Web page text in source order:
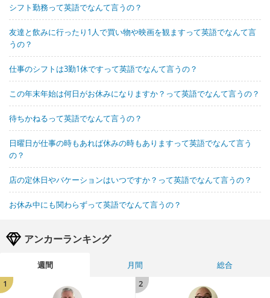
シフト勤務って英語でなんて言うの？
友達と飲みに行ったり1人で買い物や映画を観ますって英語でなんて言
うの？
仕事のシフトは3勤1休ですって英語でなんて言うの？
この年末年始は何日がお休みになりますか？って英語でなんて言うの？
待ちかねるって英語でなんて言うの？
日曜日が仕事の時もあれば休みの時もありますって英語でなんて言う
の？
店の定休日やバケーションはいつですか？って英語でなんて言うの？
お休み中にも関わらずって英語でなんて言うの？
アンカーランキング
週間 月間
総合
1
2